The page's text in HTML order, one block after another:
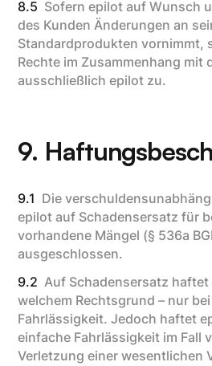
8.5 Sofern epilot auf Wunsch
des Kunden Änderungen an
Standardprodukten vornimmt,
Rechte im Zusammenhang mit
ausschließlich epilot zu.
9.
9.1 Die
epilot auf Schadensersatz für
vorhandene Mängel (§ 536a
ausgeschlossen.
9.2 Auf Schadensersatz haftet
welchem Rechtsgrund – nur
Fahrlässigkeit. Jedoch haftet
einfache Fahrlässigkeit im Fall
Verletzung einer wesentlichen